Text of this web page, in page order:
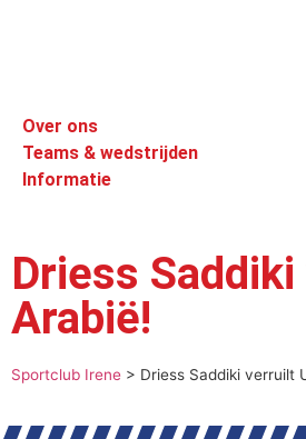
Over ons
Teams & wedstrijden
Informatie
Driess
Arabië!
Sportclub Irene > Driess Saddiki verruilt